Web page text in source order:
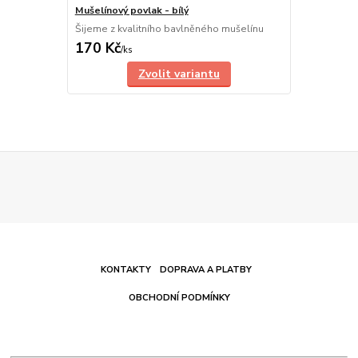
Mušelínový povlak - bílý
Šijeme z kvalitního bavlněného mušelínu
170 Kč/ks
Zvolit variantu
KONTAKTY DOPRAVA A PLATBY
OBCHODNÍ PODMÍNKY